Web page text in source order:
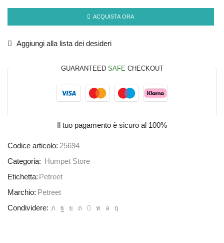
ACQUISTA ORA
Aggiungi alla lista dei desideri
GUARANTEED SAFE CHECKOUT
Il tuo pagamento è sicuro al 100%
Codice articolo: 25694
Categoria:
Humpet Store
Etichetta: Petreet
Marchio: Petreet
Condividere: